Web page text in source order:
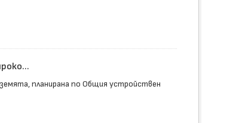
планирана по Общия устройствен